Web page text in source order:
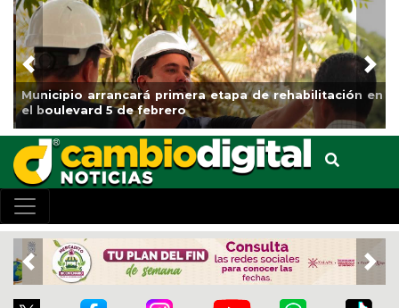
Municipio arrancará primera etapa de rehabilitación en
el boulevard 5 de febrero
Previous
Previous